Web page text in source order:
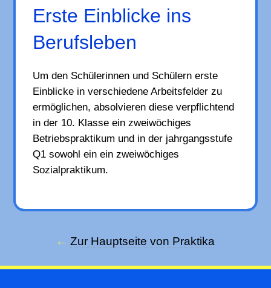
Erste Einblicke ins
Berufsleben
Um den Schülerinnen und Schülern erste
Einblicke in verschiedene Arbeitsfelder zu
ermöglichen, absolvieren diese verpflichtend
in der 10. Klasse ein zweiwöchiges
Betriebspraktikum und in der jahrgangsstufe
Q1 sowohl ein ein zweiwöchiges
Sozialpraktikum.
Zur Hauptseite von Praktika